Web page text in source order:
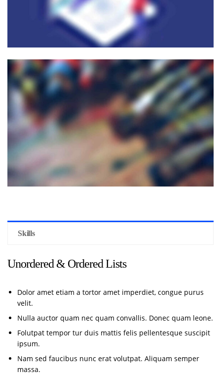
Skills
Unordered & Ordered Lists
Dolor amet etiam a tortor amet imperdiet, congue purus
velit.
Nulla auctor quam nec quam convallis. Donec quam leone.
Folutpat tempor tur duis mattis felis pellentesque suscipit
ipsum.
Nam sed faucibus nunc erat volutpat. Aliquam semper
massa.